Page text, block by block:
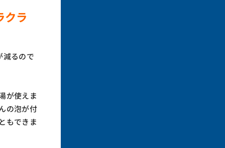
クラ
減るので
が使えま
の泡が付
もできま